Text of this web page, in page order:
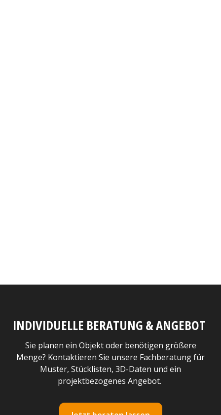
INDIVIDUELLE BERATUNG & ANGEBOT
Sie planen ein Objekt oder benötigen größere
Menge? Kontaktieren Sie unsere Fachberatung für
Muster, Stücklisten, 3D-Daten und ein
projektbezogenes Angebot.